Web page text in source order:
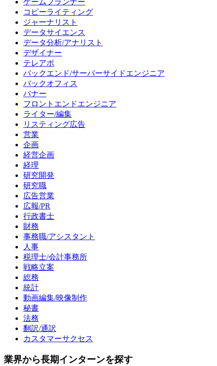
ゲームプランナー
コピーライティング
ジャーナリスト
データサイエンス
データ分析/アナリスト
デザイナー
テレアポ
バックエンド/サーバーサイドエンジニア
バックオフィス
バナー
フロントエンドエンジニア
ライター/編集
リスティング広告
営業
企画
経営企画
経理
研究開発
研究職
広告営業
広報/PR
行政書士
財務
事務職/アシスタント
人事
税理士/会計事務所
戦略立案
総務
統計
動画編集/映像制作
秘書
法務
翻訳/通訳
カスタマーサクセス
業界から長期インターンを探す